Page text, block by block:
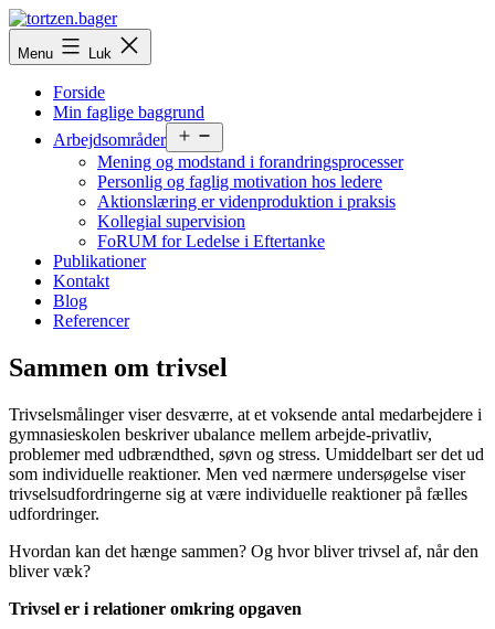
Fortsæt
til
indhold
tortzen.bager
Menu Luk
Forside
Min faglige baggrund
Arbejdsområder
menu
Mening og modstand i forandringsprocesser
Personlig og faglig motivation hos ledere
Aktionslæring er videnproduktion i praksis
Kollegial supervision
FoRUM for Ledelse i Eftertanke
Publikationer
Kontakt
Blog
Referencer
Sammen om trivsel
Trivselsmålinger viser desværre, at et voksende antal medarbejdere i
gymnasieskolen beskriver ubalance mellem arbejde-privatliv,
problemer med udbrændthed, søvn og stress. Umiddelbart ser det ud
som individuelle reaktioner. Men ved nærmere undersøgelse viser
trivselsudfordringerne sig at være individuelle reaktioner på fælles
udfordringer.
Hvordan kan det hænge sammen? Og hvor bliver trivsel af, når den
bliver væk?
Trivsel er i relationer omkring opgaven